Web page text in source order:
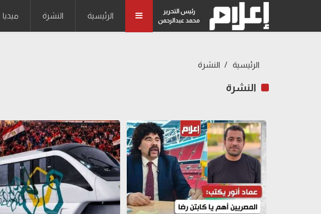
رئيس التحرير
محمد عبدالرحمن
الرئيسية النشرة ميديا
الرئيسية النشرة
النشرة